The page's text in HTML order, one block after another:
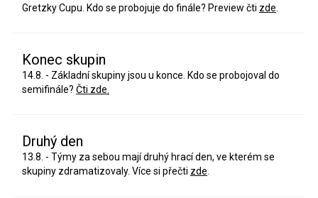
Gretzky Cupu. Kdo se probojuje do finále? Preview čti zde
Konec skupin
14.8. - Základní skupiny jsou u konce. Kdo se probojoval do
semifinále? Čti zde.
Druhý den
13.8. - Týmy za sebou mají druhý hrací den, ve kterém se
skupiny zdramatizovaly. Více si přečti zde